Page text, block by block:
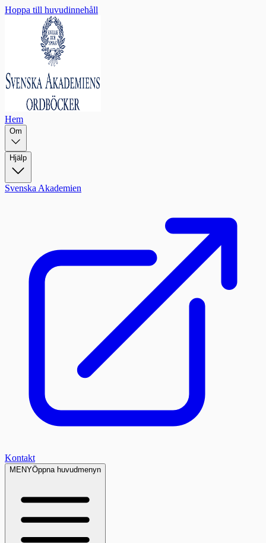
Hoppa till huvudinnehåll
Hem
Om
Hjälp
Svenska Akademien
Kontakt
MENYÖppna huvudmenyn